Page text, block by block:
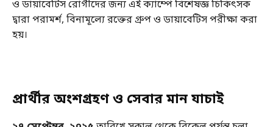
ও ডায়াবেটিস রোগীদের জন্য এই ক্যাম্পে বিশেষজ্ঞ চিকিৎসক
দ্বারা পরামর্শ, বিনামূল্যে রক্তের গ্রুপ ও ডায়াবেটিস পরীক্ষা করা
হয়।
প্রার্থীর অংশগ্রহণ ও সেবার মান যাচাই